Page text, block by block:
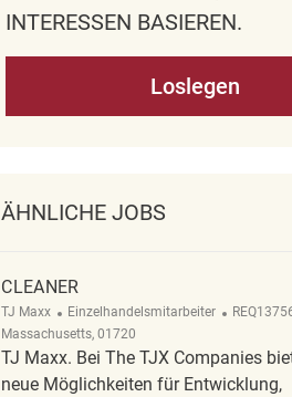
NTERESSEN BASIEREN.
Loslegen
ÄHNLICHE JOBS
CLEANER
TJ Maxx Kategorie
Einzelhandelsmitarbeiter ReqId
Massachusetts, 01720
TJ Maxx. Bei The TJX Companies
neue Möglichkeiten für Entwicklung,